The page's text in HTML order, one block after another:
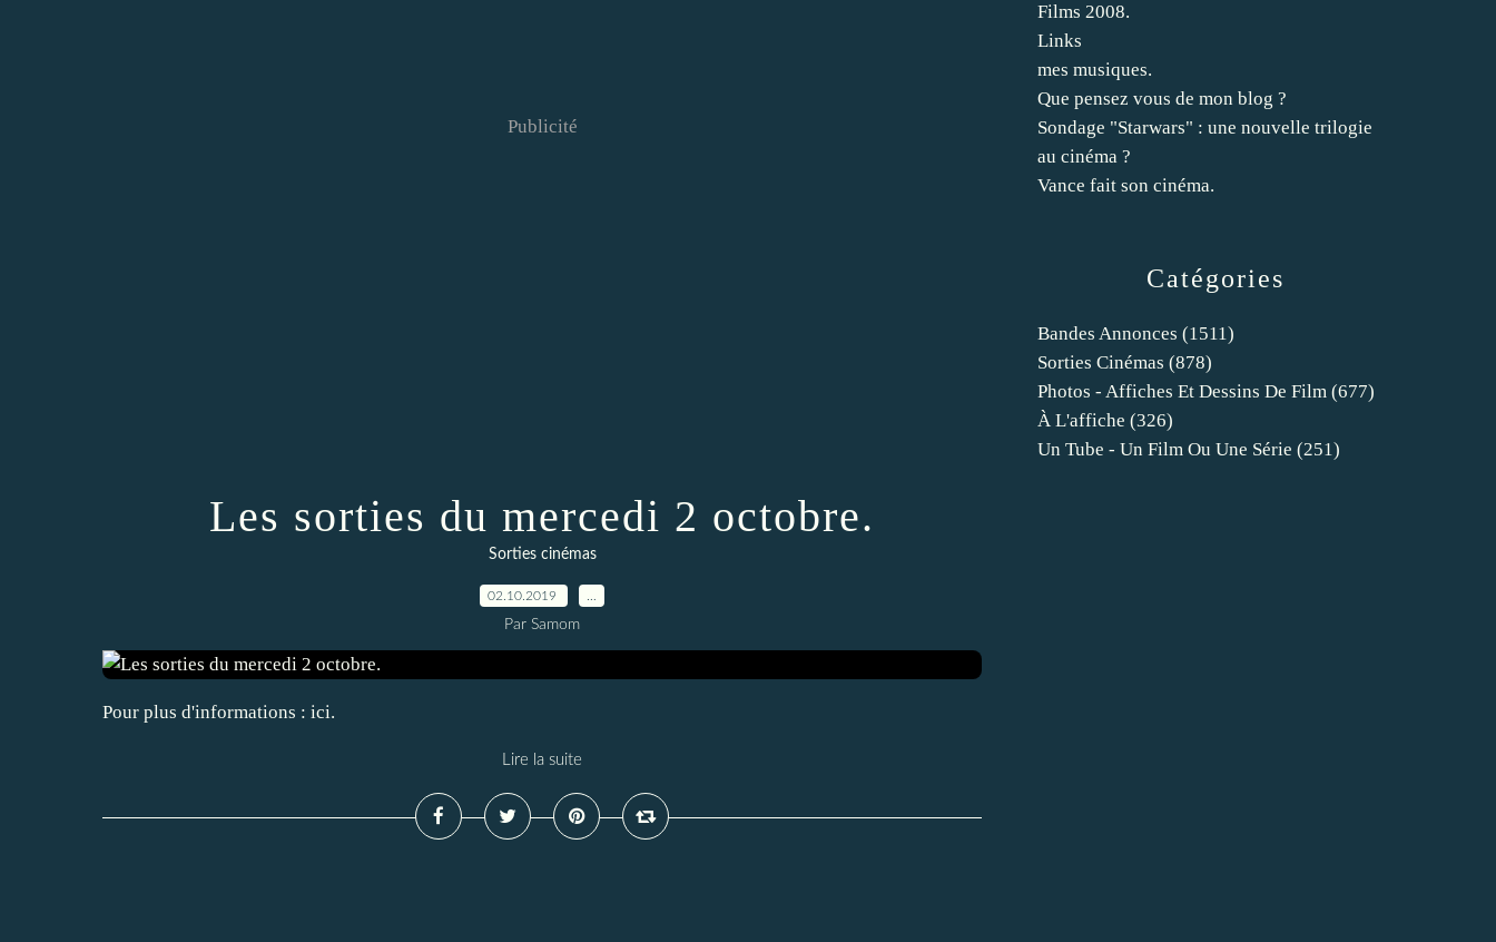
Publicité
Les sorties du mercedi 2 octobre.
Sorties cinémas
02.10.2019
Par Samom
Pour plus d'informations : ici.
Lire la suite
Catégories
Bandes Annonces (1511)
Sorties Cinémas (878)
Photos - Affiches Et Dessins De Film (677)
À L'affiche (326)
Un Tube - Un Film Ou Une Série (251)
Films 2008.
Links
mes musiques.
Que pensez vous de mon blog ?
Sondage "Starwars" : une nouvelle trilogie
au cinéma ?
Vance fait son cinéma.